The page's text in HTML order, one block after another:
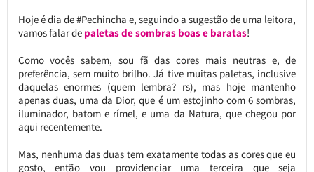
Hoje é dia de #Pechincha e, seguindo a sugestão de uma leitora,
vamos falar de paletas de sombras boas e baratas!
Como vocês sabem, sou fã das cores mais neutras e, de
preferência, sem muito brilho. Já tive muitas paletas, inclusive
daquelas enormes (quem lembra? rs), mas hoje mantenho
apenas duas, uma da Dior, que é um estojinho com 6 sombras,
iluminador, batom e rímel, e uma da Natura, que chegou por
aqui recentemente.
Mas, nenhuma das duas tem exatamente todas as cores que eu
gosto, então vou providenciar uma terceira que seja